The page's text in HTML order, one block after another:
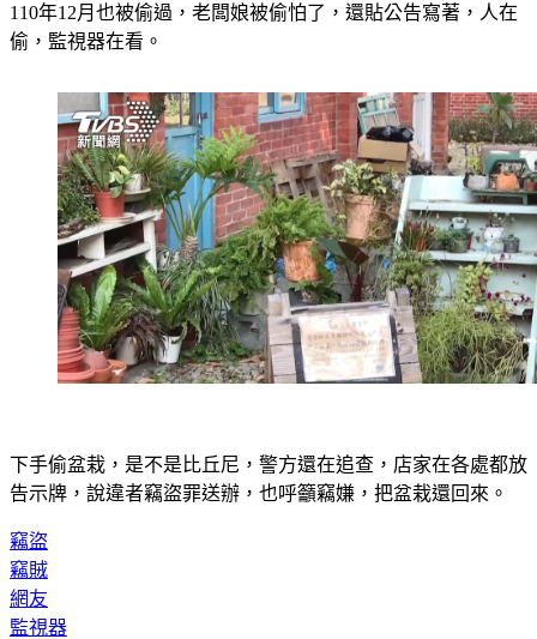
偷，監視器在看。
告示牌，說違者竊盜罪送辦，也呼籲竊嫌，把盆栽還回來。
竊賊
網友
監視器
警方